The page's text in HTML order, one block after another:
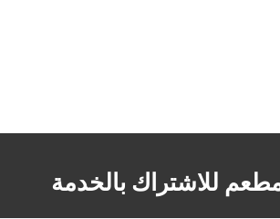
للاشتراك بالخدمة